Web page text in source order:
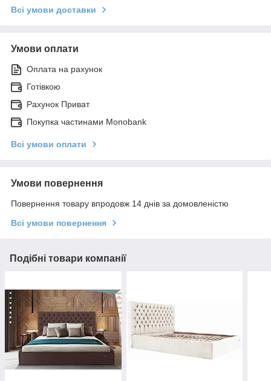
Всі умови доставки
Умови оплати
Оплата на рахунок
Готівкою
Рахунок Приват
Покупка частинами Monobank
Всі умови оплати
Умови повернення
Повернення товару впродовж 14 днів за домовленістю
Всі умови повернення
Подібні товари компанії